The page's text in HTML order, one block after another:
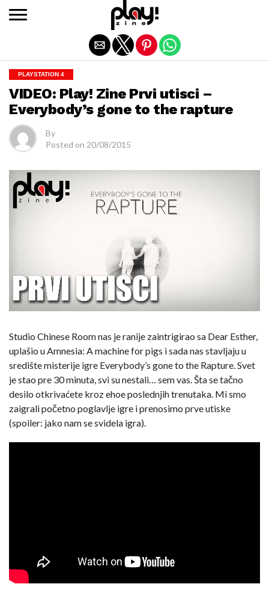
PLAYSTATION 4
VIDEO: Play! Zine Prvi utisci –
Everybody’s gone to the rapture
By
Posted on 20/08/2015
Studio Chinese Room nas je ranije zaintrigirao sa Dear Esther,
uplašio u Amnesia: A machine for pigs i sada nas stavljaju u
središte misterije igre Everybody’s gone to the Rapture. Svet
je stao pre 30 minuta, svi su nestali… sem vas. Šta se tačno
desilo otkrivaćete kroz ehoe poslednjih trenutaka. Mi smo
zaigrali početno poglavlje igre i prenosimo prve utiske
(spoiler: jako nam se svidela igra).
Exit mobile version